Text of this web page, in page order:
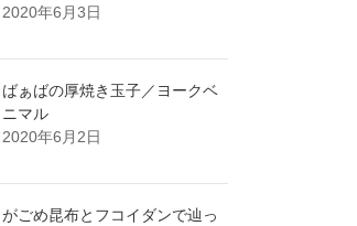
2020年6月3日
ばぁばの厚焼き玉子／ヨークベ
ニマル
2020年6月2日
がごめ昆布とフコイダンで辿っ